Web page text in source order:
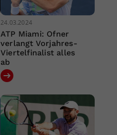
24.03.2024
ATP Miami: Ofner
verlangt Vorjahres-
Viertelfinalist alles
ab